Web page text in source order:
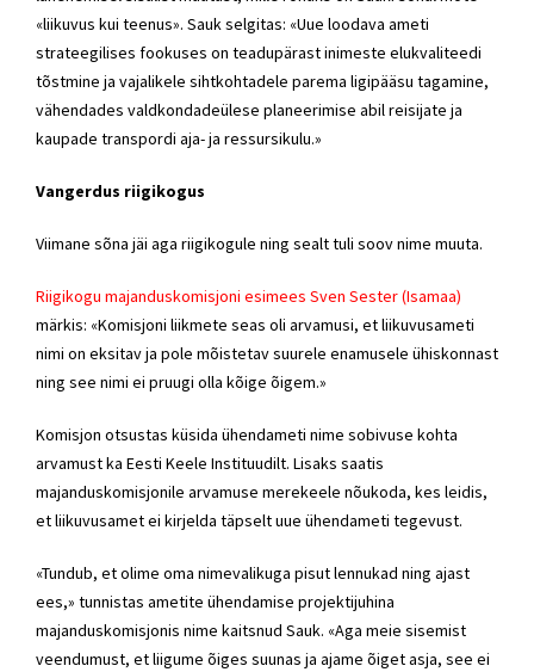
«liikuvus kui teenus». Sauk selgitas: «Uue loodava ameti
strateegilises fookuses on teadupärast inimeste elukvaliteedi
tõstmine ja vajalikele sihtkohtadele parema ligipääsu tagamine,
vähendades valdkondadeülese planeerimise abil reisijate ja
kaupade transpordi aja- ja ressursikulu.»
Vangerdus riigikogus
Viimane sõna jäi aga riigikogule ning sealt tuli soov nime muuta.
Riigikogu majanduskomisjoni esimees Sven Sester(Isamaa)
märkis: «Komisjoni liikmete seas oli arvamusi, et liikuvusameti
nimi on eksitav ja pole mõistetav suurele enamusele ühiskonnast
ning see nimi ei pruugi olla kõige õigem.»
Komisjon otsustas küsida ühendameti nime sobivuse kohta
arvamust ka Eesti Keele Instituudilt. Lisaks saatis
majanduskomisjonile arvamuse merekeele nõukoda, kes leidis,
et liikuvusamet ei kirjelda täpselt uue ühend­ameti tegevust.
«Tundub, et olime oma nime­valikuga pisut lennukad ning ajast
ees,» tunnistas ametite ühendamise projektijuhina
majanduskomisjonis nime kaitsnud Sauk. «Aga meie sisemist
veendumust, et liigume õiges suunas ja ajame õiget asja, see ei